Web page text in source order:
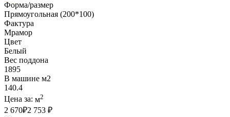
Форма/размер
Прямоугольная (200*100)
Фактура
Мрамор
Цвет
Белый
Вес поддона
1895
В машине м2
140.4
Цена за: м2
2 670₽2 753 ₽